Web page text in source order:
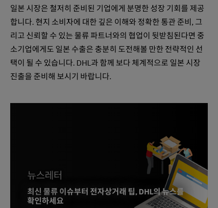
일본 시장은 철저히 준비된 기업에게 분명한 성장 기회를 제공
합니다. 현지 소비자에 대한 깊은 이해와 정확한 통관 준비, 그
리고 신뢰할 수 있는 물류 파트너와의 협업이 뒷받침된다면 중
소기업에게도 일본 수출은 충분히 도전해볼 만한 전략적인 선
택이 될 수 있습니다. DHL과 함께 보다 체계적으로 일본 시장
진출을 준비해 보시기 바랍니다.
뉴스레터
최신 물류 이슈부터 전자상거래 팁, DHL의 뉴스를
확인하세요